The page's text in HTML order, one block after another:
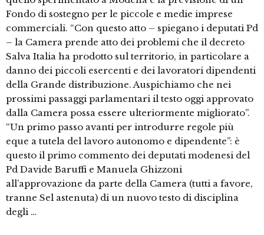
Fondo di sostegno per le piccole e medie imprese
commerciali. “Con questo atto – spiegano i deputati Pd
– la Camera prende atto dei problemi che il decreto
Salva Italia ha prodotto sul territorio, in particolare a
danno dei piccoli esercenti e dei lavoratori dipendenti
della Grande distribuzione. Auspichiamo che nei
prossimi passaggi parlamentari il testo oggi approvato
dalla Camera possa essere ulteriormente migliorato”.
“Un primo passo avanti per introdurre regole più
eque a tutela del lavoro autonomo e dipendente”: è
questo il primo commento dei deputati modenesi del
Pd Davide Baruffi e Manuela Ghizzoni
all’approvazione da parte della Camera (tutti a favore,
tranne Sel astenuta) di un nuovo testo di disciplina
degli …